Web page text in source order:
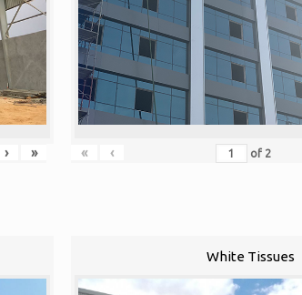
› » « ‹ of 2
White Tissues